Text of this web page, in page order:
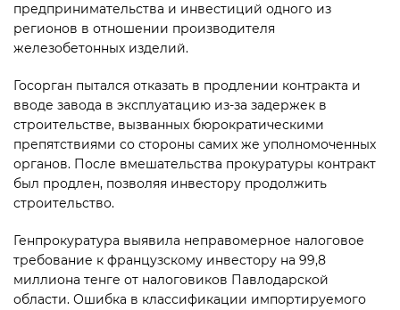
предпринимательства и инвестиций одного из
регионов в отношении производителя
железобетонных изделий.
Госорган пытался отказать в продлении контракта и
вводе завода в эксплуатацию из-за задержек в
строительстве, вызванных бюрократическими
препятствиями со стороны самих же уполномоченных
органов. После вмешательства прокуратуры контракт
был продлен, позволяя инвестору продолжить
строительство.
Генпрокуратура выявила неправомерное налоговое
требование к французскому инвес­тору на 99,8
миллиона тенге от налоговиков Павлодарской
области. Ошибка в классификации импортируемого